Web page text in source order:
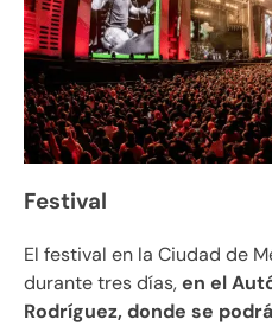
Festival
El festival en la Ciudad de
durante tres días,en el
Rodríguez, donde se